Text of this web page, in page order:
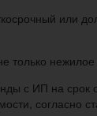
или
только
с ИП на срок
согласно